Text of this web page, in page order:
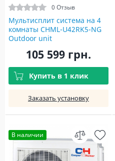
0 Отзыв
Мультисплит система на 4
комнаты CHML-U42RK5-NG
Outdoor unit
105 599 грн.
Купить в 1 клик
Заказать установку
В наличии